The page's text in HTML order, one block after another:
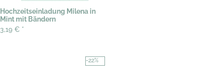
Hochzeitseinladung Milena in
Mint mit Bändern
3,19 € *
-22%